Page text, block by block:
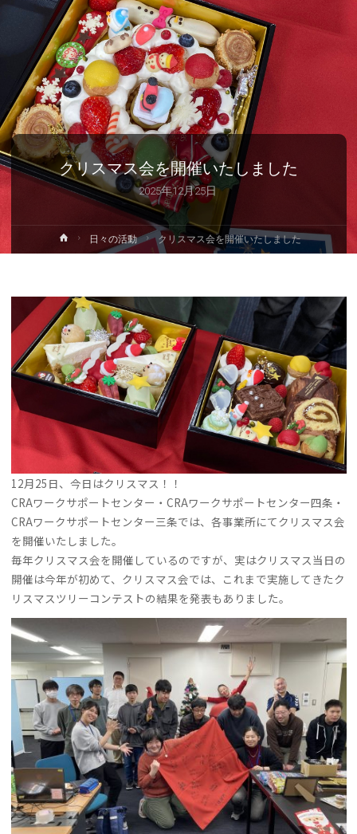
クリスマス会を開催いたしました
2025年12月25日
ホ
ー
日々の活動 クリスマス会を開催いたしました
12月25日、今日はクリスマス！！
CRAワークサポートセンター・CRAワークサポートセンター四条・
CRAワークサポートセンター三条では、各事業所にてクリスマス会
を開催いたしました。
毎年クリスマス会を開催しているのですが、実はクリスマス当日の
開催は今年が初めて、クリスマス会では、これまで実施してきたク
リスマスツリーコンテストの結果を発表もありました。